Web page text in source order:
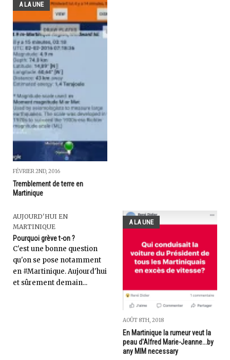
A LA UNE
FÉVRIER 2ND, 2016
Tremblement de terre en
Martinique
AUJOURD'HUI EN
MARTINIQUE
Pourquoi grève t-on ?
C'est une bonne question
qu'on se pose notamment
en #Martinique. Aujourd'hui
et sûrement demain...
A LA UNE
AOÛT 8TH, 2018
En Martinique la rumeur veut la
peau d'Alfred Marie-Jeanne...by
any MIM necessary